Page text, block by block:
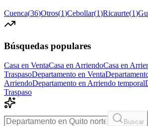
Cuenca(36)Otros(1)Cebollar(1)Ricaurte(1)
Búsquedas populares
Casa en VentaCasa en ArriendoCasa en
TraspasoDepartamento en Venta
ArriendoDepartamento en Arriendo temporal
Traspaso
Buscar